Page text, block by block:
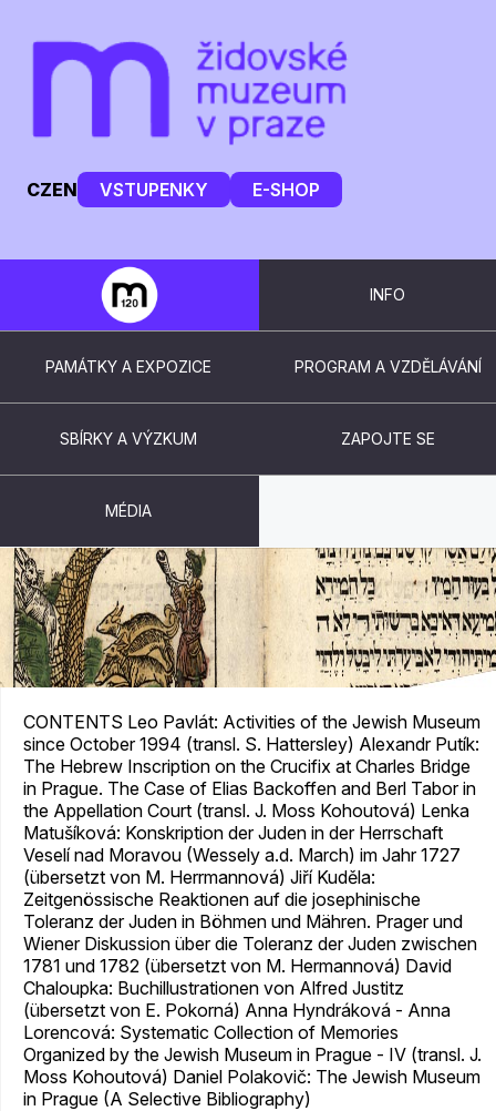
CZEN VSTUPENKY E-SHOP
INFO
PAMÁTKY A EXPOZICE PROGRAM A VZDĚLÁVÁNÍ
SBÍRKY A VÝZKUM ZAPOJTE SE
MÉDIA
JUDAICA BOHEMIAE XXXII
CONTENTS Leo Pavlát: Activities of the Jewish Museum
since October 1994 (transl. S. Hattersley) Alexandr Putík:
The Hebrew Inscription on the Crucifix at Charles Bridge
in Prague. The Case of Elias Backoffen and Berl Tabor in
the Appellation Court (transl. J. Moss Kohoutová) Lenka
Matušíková: Konskription der Juden in der Herrschaft
Veselí nad Moravou (Wessely a.d. March) im Jahr 1727
(übersetzt von M. Herrmannová) Jiří Kuděla:
Zeitgenössische Reaktionen auf die josephinische
Toleranz der Juden in Böhmen und Mähren. Prager und
Wiener Diskussion über die Toleranz der Juden zwischen
1781 und 1782 (übersetzt von M. Hermannová) David
Chaloupka: Buchillustrationen von Alfred Justitz
(übersetzt von E. Pokorná) Anna Hyndráková - Anna
Lorencová: Systematic Collection of Memories
Organized by the Jewish Museum in Prague - IV (transl. J.
Moss Kohoutová) Daniel Polakovič: The Jewish Museum
in Prague (A Selective Bibliography)